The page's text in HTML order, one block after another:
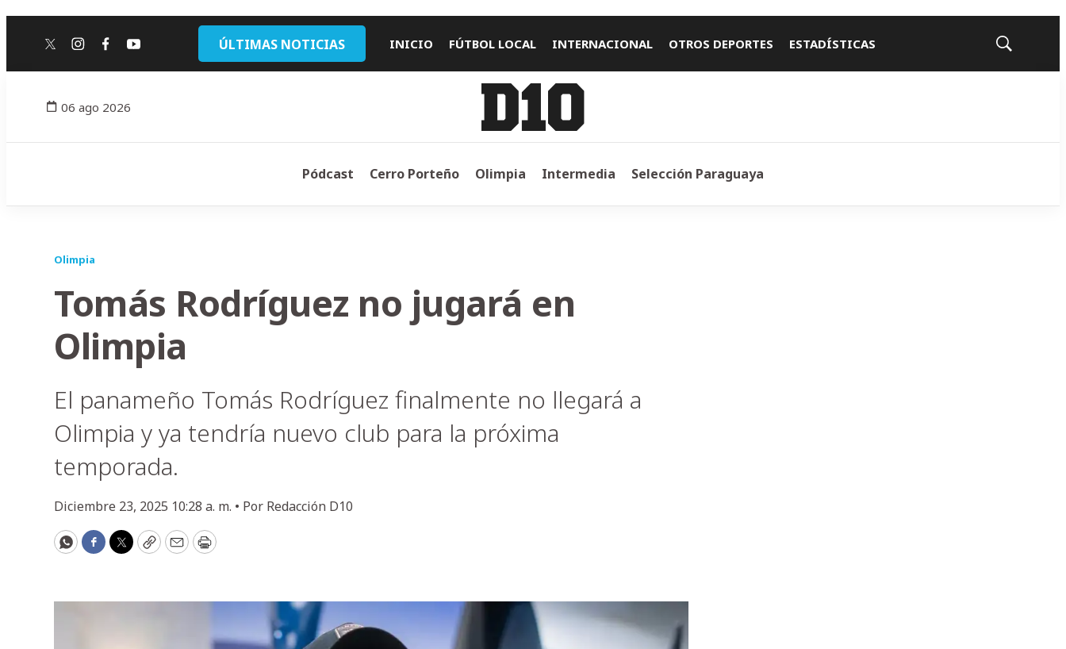
twitterinstagram
facebook
youtube ÚLTIMAS NOTICIAS INICIO FÚTBOL LOCAL INTERNACIONAL OTROS DEPORTES ESTADÍSTICAS
Mostrar
06 ago 2026
Pódcast Cerro Porteño Olimpia Intermedia Selección Paraguaya
Olimpia
Tomás Rodríguez no jugará en
Olimpia
El panameño Tomás Rodríguez finalmente no llegará a
Olimpia y ya tendría nuevo club para la próxima
temporada.
Diciembre 23, 2025 10:28 a. m. • Por Redacción D10
WhatsApp
Facebook
Twitter
CopyEmailPrint